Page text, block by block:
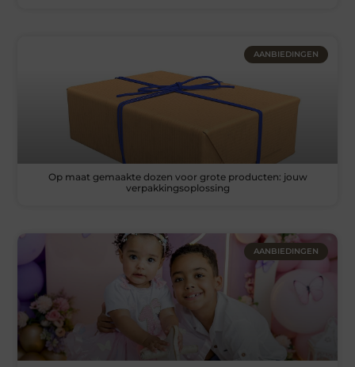
AANBIEDINGEN
Op maat gemaakte dozen voor grote producten: jouw
verpakkingsoplossing
AANBIEDINGEN